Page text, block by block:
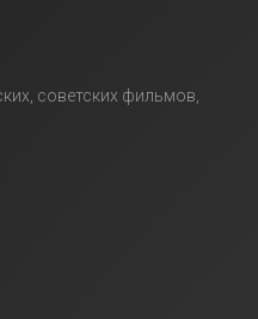
советских фильмов,